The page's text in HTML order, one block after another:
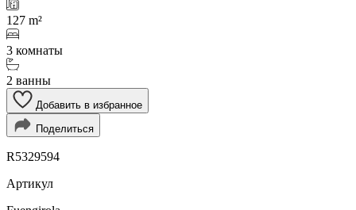
127 m²
3 комнаты
2 ванны
Добавить в избранное
Поделиться
R5329594
Артикул